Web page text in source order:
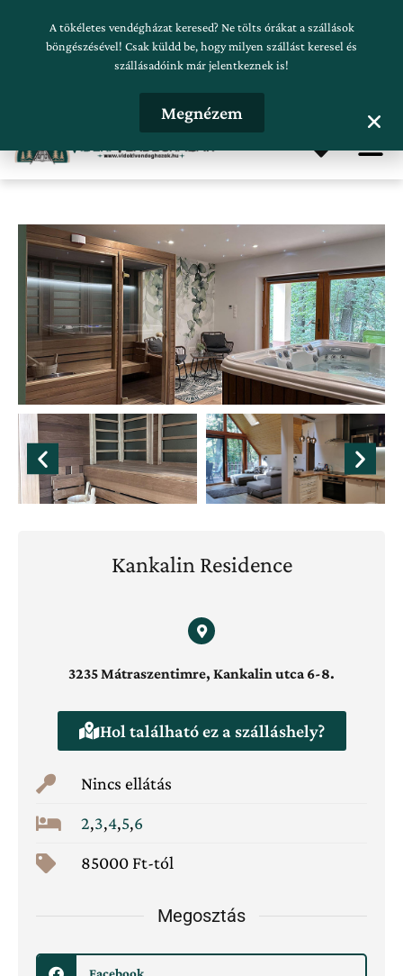
Szálláskeresés beküldése
Kankalin Residence
3235 Mátraszentimre, Kankalin utca 6-8.
Hol található ez a szálláshely?
Nincs ellátás
2,3,4,5,6
85000 Ft-tól
Megosztás
A tökéletes vendégházat keresed? Ne tölts órákat a szállások
böngészésével! Csak küldd be, hogy milyen szállást keresel és
szállásadóink már jelentkeznek is!
Megnézem